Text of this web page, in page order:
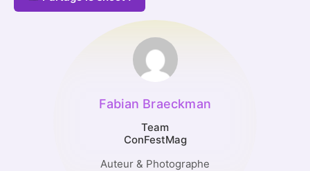
Fabian Braeckman
Team
ConFestMag
Auteur & Photographe